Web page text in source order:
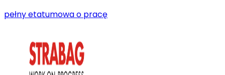
pełny etatumowa o pracę